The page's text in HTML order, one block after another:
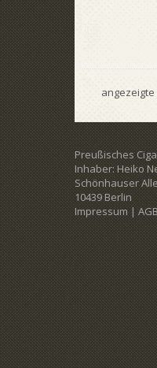
Preußisches
Inhaber: Heiko
Schönhauser
10439 Berlin
Impressum|